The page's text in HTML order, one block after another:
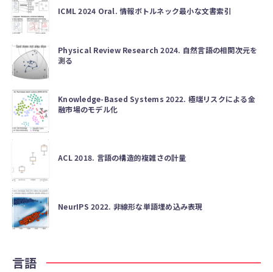
ICML 2024 Oral. 情報ボトルネック最小な文書索引
Physical Review Research 2024. 自然言語の相関次元を
測る
Knowledge-Based Systems 2022. 極端リスクによる金
融市場のモデル化
ACL 2018. 言語の構造的複雑さの計量
NeurIPS 2022. 非線形な単語埋め込み表現
言語